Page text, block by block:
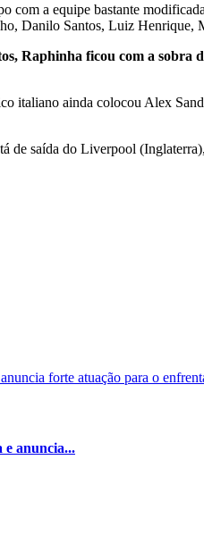
com a equipe bastante
Danilo Santos, Luiz Henrique,
Raphinha ficou com a
italiano ainda colocou Alex
saída do Liverpool
e anuncia...